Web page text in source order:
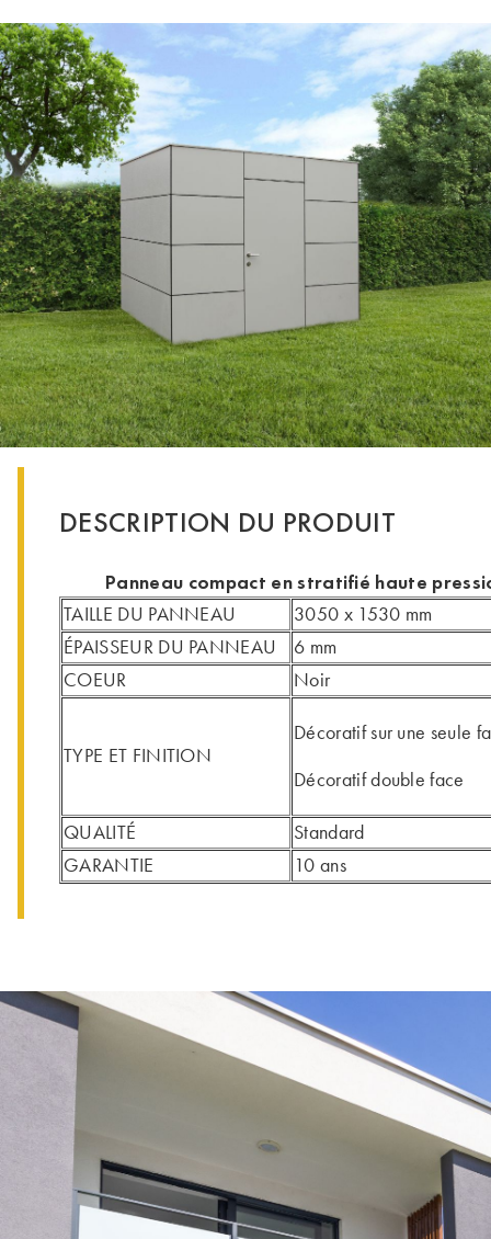
DESCRIPTION DU PRODUIT
Panneau compact en stratifié haute
TAILLE DU PANNEAU
3050 x 1530 mm
ÉPAISSEUR DU PANNEAU
6 mm
COEUR
Noir
TYPE ET FINITION
Décoratif sur une seule
Décoratif double face
QUALITÉ
Standard
GARANTIE
10 ans